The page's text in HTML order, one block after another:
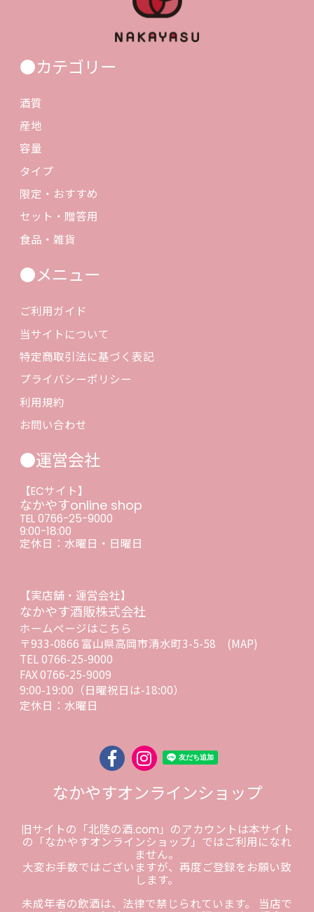
●カテゴリー
酒質
産地
容量
タイプ
限定・おすすめ
セット・贈答用
食品・雑貨
●メニュー
ご利用ガイド
当サイトについて
特定商取引法に基づく表記
プライバシーポリシー
利用規約
お問い合わせ
●運営会社
【ECサイト】
なかやすonline shop
TEL 0766-25-9000
9:00-18:00
定休日：水曜日・日曜日
【実店舗・運営会社】
なかやす酒販株式会社
ホームページはこちら
〒933-0866 富山県高岡市清水町3-5-58 (MAP)
TEL 0766-25-9000
FAX 0766-25-9009
9:00-19:00（日曜祝日は-18:00）
定休日：水曜日
なかやすオンラインショップ
旧サイトの「北陸の酒.com」のアカウントは本サイト
の「なかやすオンラインショップ」ではご利用になれ
ません。
大変お手数ではございますが、再度ご登録をお願い致
します。
未成年者の飲酒は、法律で禁じられています。 当店で